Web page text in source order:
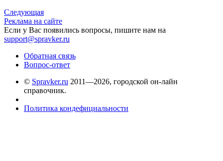
Следующая
Реклама на сайте
Если у Вас появились вопросы, пишите нам на
support@spravker.ru
Обратная связь
Вопрос-ответ
© Spravker.ru 2011—2026, городской он-лайн
справочник.
Политика кондефициальности